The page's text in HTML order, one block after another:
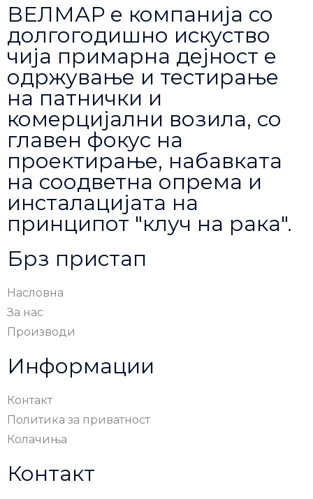
ВЕЛМАР е компанија со
долгогодишно искуство
чија примарна дејност е
одржување и тестирање
на патнички и
комерцијални возила, со
главен фокус на
проектирање, набавката
на соодветна опрема и
инсталацијата на
принципот "клуч на рака".
Брз пристап
Насловна
За нас
Производи
Информации
Контакт
Политика за приватност
Колачиња
Контакт